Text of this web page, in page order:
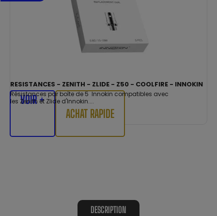
RESISTANCES - ZENITH - ZLIDE - Z50 - COOLFIRE - INNOKIN
Résistances par boîte de 5 Innokin compatibles avec
les Zenith et Zlide d'Innokin....
VOIR +
ACHAT RAPIDE
DESCRIPTION